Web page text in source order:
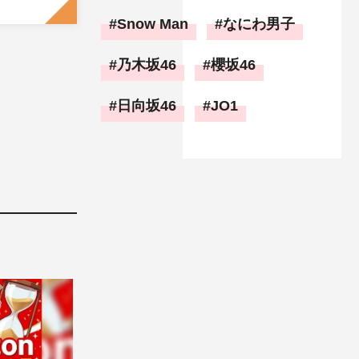
Snow Man なにわ男子
乃木坂46 櫻坂46
日向坂46 JO1